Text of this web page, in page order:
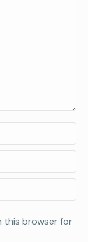
this browser for